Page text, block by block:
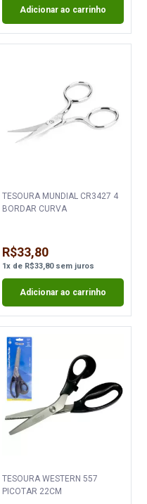
Adicionar ao carrinho
TESOURA MUNDIAL CR3427 4
BORDAR CURVA
R$33,80
1xde R$33,80sem juros
Adicionar ao carrinho
TESOURA WESTERN 557
PICOTAR 22CM